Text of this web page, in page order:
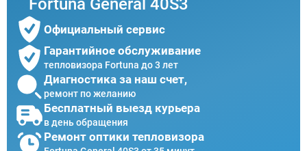
Официальный сервис
Гарантийное обслуживание
тепловизора Fortuna до 3 лет
Диагностика за наш счет,
ремонт по желанию
Бесплатный выезд курьера
в день обращения
Ремонт оптики тепловизора